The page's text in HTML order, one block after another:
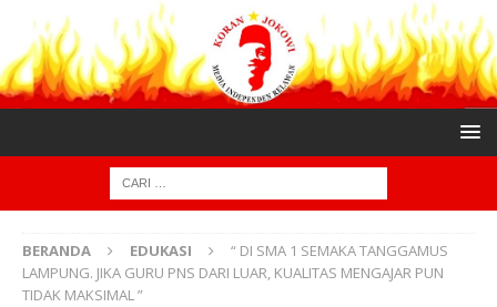
BERANDA EDUKASI
“ DI SMA 1 SEMAKA TANGGAMUS
LAMPUNG. JIKA GURU PNS DARI LUAR, KUALITAS MENGAJAR PUN
TIDAK MAKSIMAL ”